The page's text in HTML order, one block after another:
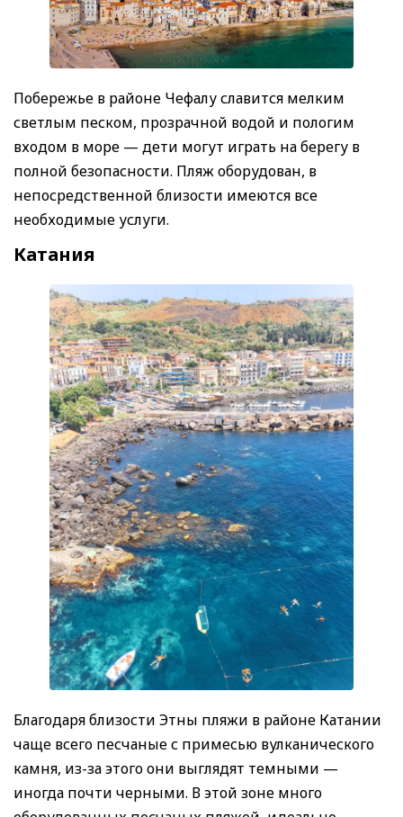
Побережье в районе Чефалу славится мелким
светлым песком, прозрачной водой и пологим
входом в море — дети могут играть на берегу в
полной безопасности. Пляж оборудован, в
непосредственной близости имеются все
необходимые услуги.
Катания
Благодаря близости Этны пляжи в районе Катании
чаще всего песчаные с примесью вулканического
камня, из-за этого они выглядят темными —
иногда почти черными. В этой зоне много